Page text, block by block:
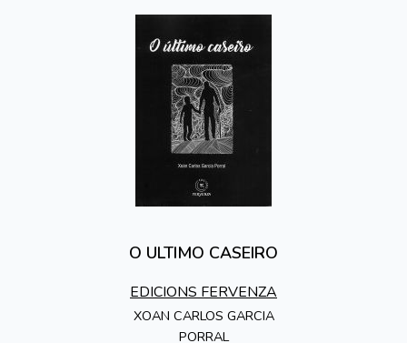
O ULTIMO CASEIRO
EDICIONS FERVENZA
XOAN CARLOS GARCIA
PORRAL